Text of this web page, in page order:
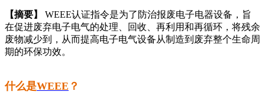
【摘要】
WEEE认证指令是为了防治报废电子电器设备，旨
在促进废弃电子电气的处理、回收、再利用和再循环，将残余
废物减少到，从而提高电子电气设备从制造到废弃整个生命周
期的环保功效。
什么是WEEE ？